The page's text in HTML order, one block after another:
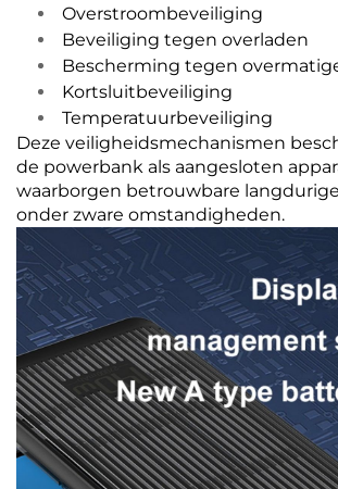
Overstroombeveiliging
Beveiliging tegen overladen
Bescherming tegen
Kortsluitbeveiliging
Temperatuurbeveiliging
Deze veiligheidsmechanismen
de powerbank als aangesloten
waarborgen betrouwbare
onder zware omstandigheden.